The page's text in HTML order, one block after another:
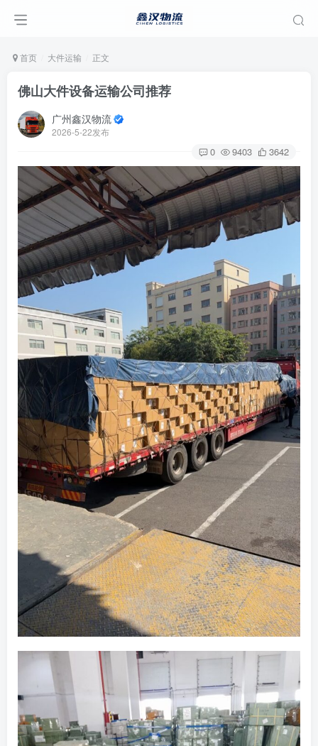
首页 大件运输 正文
佛山大件设备运输公司推荐
广州鑫汉物流
2026-5-22发布
0 9403 3642